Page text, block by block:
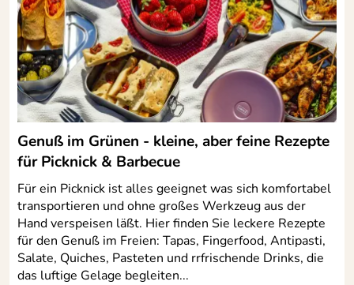
Genuß im Grünen - kleine, aber feine Rezepte
für Picknick & Barbecue
Für ein Picknick ist alles geeignet was sich komfortabel
transportieren und ohne großes Werkzeug aus der
Hand verspeisen läßt. Hier finden Sie leckere Rezepte
für den Genuß im Freien: Tapas, Fingerfood, Antipasti,
Salate, Quiches, Pasteten und rrfrischende Drinks, die
das luftige Gelage begleiten...